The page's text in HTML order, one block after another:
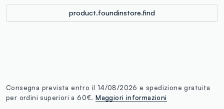
product.foundinstore.find
Consegna prevista entro il 14/08/2026 e spedizione gratuita
per ordini superiori a 60€.Maggiori informazioni